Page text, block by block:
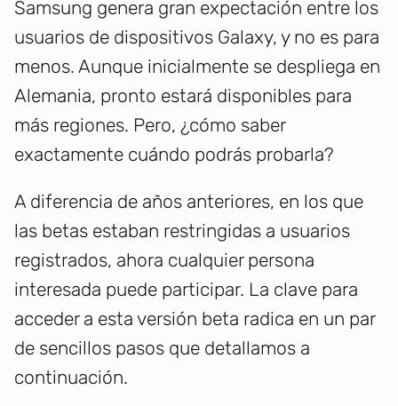
Samsung genera gran expectación entre los
usuarios de dispositivos Galaxy, y no es para
menos. Aunque inicialmente se despliega en
Alemania, pronto estará disponibles para
más regiones. Pero, ¿cómo saber
exactamente cuándo podrás probarla?
A diferencia de años anteriores, en los que
las betas estaban restringidas a usuarios
registrados, ahora cualquier persona
interesada puede participar. La clave para
acceder a esta versión beta radica en un par
de sencillos pasos que detallamos a
continuación.